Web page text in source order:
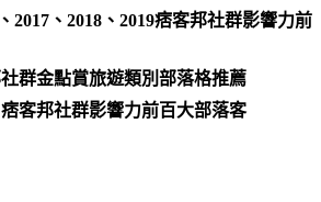
2017、2018、2019痞客邦社群影響力前
群金點賞旅遊類別部落格推薦
痞客邦社群影響力前百大部落客